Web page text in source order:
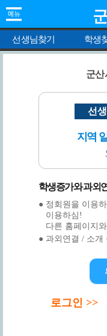
선생님찾기 학생
군산
선
지역
학생증가와 과외
● 정회원을 이용
이용하심!
다른 홈페이지
● 과외연결 / 소개
로그인 >>